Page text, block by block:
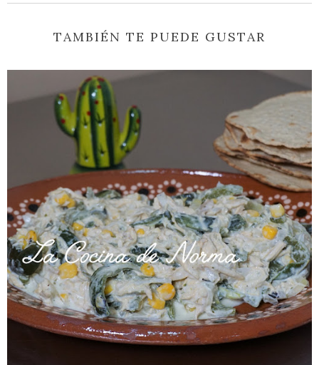
TAMBIÉN TE PUEDE GUSTAR